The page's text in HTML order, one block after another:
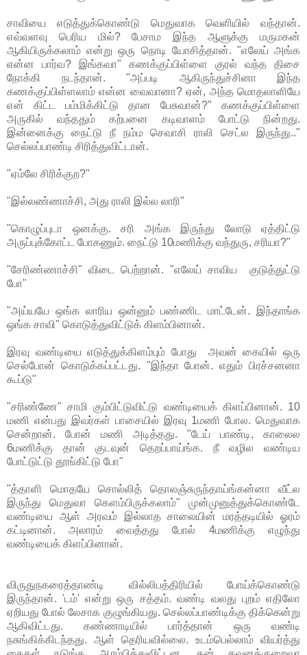
சாவியை எடுத்துக்கொண்டு மெதுவாக வெளியில் வந்தான்.
எவ்வளவு பெரிய மில்? பேசாம இந்த ஆளுக்கு மருமகன்
ஆகியிருக்கலாம் என்று ஒரு நொடி யோசித்தான். "எலேய் அங்க
என்ன பார்வ? இங்கவா" கணக்குப்பிள்ளை குரல் வந்த திசை
நோக்கி நடந்தான். "அப்படி ஆகிருந்துச்சினா இந்த
கணக்குப்பிள்ளலாம் என்ன வைவானா? ஏன், அந்த மொதலாளியே
என் கிட்ட பம்மிக்கிட்டு தான பேசுவான்?" கணக்குப்பிள்ளை
அருகில் வந்ததும் கற்பனை கடிவாளம் போட்டு நின்றது.
இன்னைக்கு நைட்டு நீ நம்ம செவாசி ராலி செட்ல இருந்து.."
செல்லப்பாண்டி சிரித்துவிட்டான்.
"ஏம்லே சிரிக்குற?"
"இல்லண்ணாச்சி, அது ராலி இல்ல லாரி"
"கொழுப்புடா ஒனக்கு. சரி அங்க இருந்து லோடு ஏத்திட்டு
அருப்புக்கோட்ட போகணும். நைட்டு 10மணிக்கு வந்துரு, சரியா?"
"சேரிண்ணாச்சி" விடை பெற்றான். "எலேய் சாவிய குடுத்துட்டு
போ"
"அய்யயே ஒங்க லாரிய ஒன்னும் பண்ணிட மாட்டேன். இந்தாங்க
ஒங்க சாவி" கொடுத்துவிட்டுக் கிளம்பினான்.
இரவு வண்டியை எடுத்துக்கிளம்பும் போது அவன் கையில் ஒரு
செல்போன் கொடுக்கப்பட்டது. "இந்தா போன். எதும் பிரச்சனனா
கூப்டு"
"சரிண்ணே" சாமி கும்பிட்டுவிட்டு வண்டியைக் கிளப்பினான். 10
மணி என்பது இவர்கள் பாசையில் இரவு 1மணி போல. மெதுவாக
சென்றான். போன் மணி அடித்தது. "டேய் பாண்டி, காலைல
6மணிக்கு தான் குடவுன் தெறப்பாய்ங்க. நீ வழில வண்டிய
போட்டுட்டு தூங்கிட்டு போ"
"த்தாளி மொதயே சொல்லித் தொலஞ்சுருந்தாய்ங்கன்னா வீட்ல
இருந்து மெதுவா கெளம்பிருக்கலாம்" முன்முனுத்துக்கொண்டே
வண்டியை ஆள் அரவம் இல்லாத சாலையின் மரத்தடியில் ஓரம்
கட்டினான். அலாரம் வைத்தது போல் 4மணிக்கு எழுந்து
வண்டியைக் கிளப்பினான்.
விருதுநகரைத்தாண்டி வில்லிபத்திரியில் போய்க்கொண்டு
இருந்தான். 'டம்' என்று ஒரு சத்தம். வண்டி வலது புறம் எதிலோ
ஏறியது போல் லேசாக குழுங்கியது. செல்லப்பாண்டிக்கு திக்கென்று
ஆகிவிட்டது. கண்ணாடியில் பார்த்தான் ஒரு வண்டி
நசுங்கிக்கிடந்தது. ஆள் தெரியவில்லை. உடம்பெல்லாம் வியர்த்து